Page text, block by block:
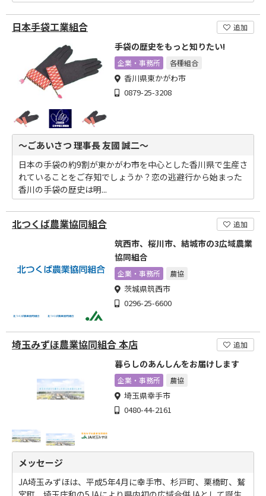
日本手袋工業組合 追加
手袋の歴史をもっと知りたい!
企業・事務所 各種組合
香川県東かがわ市
0879-25-3208
～ごあいさつ 理事長 友國 誠二～
日本の手袋の約9割が東かがわ市を中心とした香川県で生産さ
れていることをご存知でしょうか？恋の逃避行から始まった
香川の手袋の歴史は明...
北つくば農業協同組合 追加
筑西市、桜川市、結城市の3広域農業
協同組合
企業・事務所 農協
茨城県筑西市
0296-25-6600
埼玉みずほ農業協同組合 本店 追加
暮らしのあんしんをお届けします
企業・事務所 農協
埼玉県幸手市
0480-44-2161
メッセージ
JA埼玉みずほは、平成5年4月に幸手市、杉戸町、栗橋町、鷲